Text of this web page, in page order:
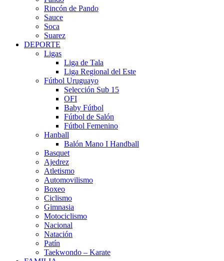
Rincón de Pando
Sauce
Soca
Suarez
DEPORTE
Ligas
Liga de Tala
Liga Regional del Este
Fútbol Uruguayo
Selección Sub 15
OFI
Baby Fútbol
Fútbol de Salón
Fútbol Femenino
Hanball
Balón Mano I Handball
Basquet
Ajedrez
Atletismo
Automovilismo
Boxeo
Ciclismo
Gimnasia
Motociclismo
Nacional
Natación
Patín
Taekwondo – Karate